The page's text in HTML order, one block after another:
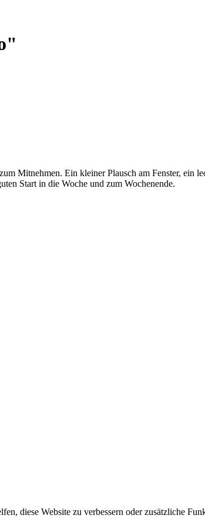
Mitnehmen. Ein kleiner Plausch am Fenster, ein
Start in die Woche und zum Wochenende.
diese Website zu verbessern oder zusätzliche